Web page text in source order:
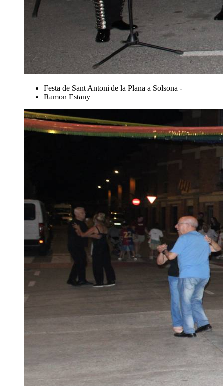
Festa de Sant Antoni de la Plana a Solsona -
Ramon Estany